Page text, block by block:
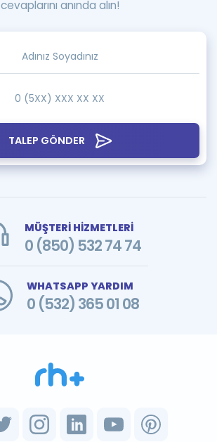
TALEP GÖNDER
cevaplarını anında alın!
MÜŞTERİ HİZMETLERİ
0 (850) 532 74 74
WHATSAPP YARDIM
0 (532) 365 01 08